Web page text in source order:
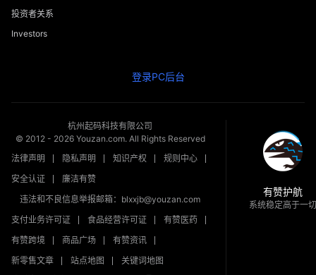
投资者关系
Investors
登录PC后台
杭州起码科技有限公司
© 2012 - 2026Youzan.com. All Rights Reserved
法律声明
隐私声明 知识产权
规则中心
安全认证
廉洁有赞
违法和不良信息举报邮箱：blxxjb@youzan.com
支付业务许可证
食品经营许可证
有赞医药
有赞跨境
商品广场
有赞资讯
新零售文章
站点地图
关键词地图
有赞护航
系统稳定高于一切